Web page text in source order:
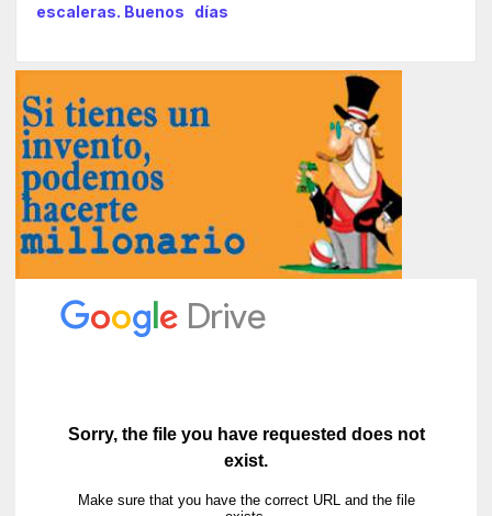
escaleras. Buenos días